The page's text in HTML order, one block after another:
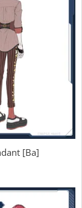
[Ba]